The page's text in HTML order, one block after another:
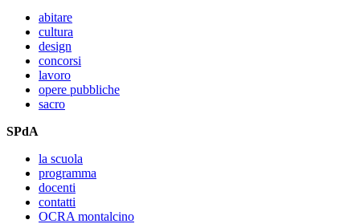
abitare
cultura
design
concorsi
lavoro
opere pubbliche
sacro
SPdA
la scuola
programma
docenti
contatti
OCRA montalcino